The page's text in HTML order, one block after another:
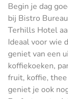
Begin je dag
bij Bistro
Terhills Hotel
Ideaal voor wie
geniet van een
koffiekoeken,
fruit, koffie,
geniet je ook